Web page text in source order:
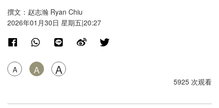
撰文：赵志瀚 Ryan Chiu
2026年01月30日 星期五|20:27
A A A
5925 次观看